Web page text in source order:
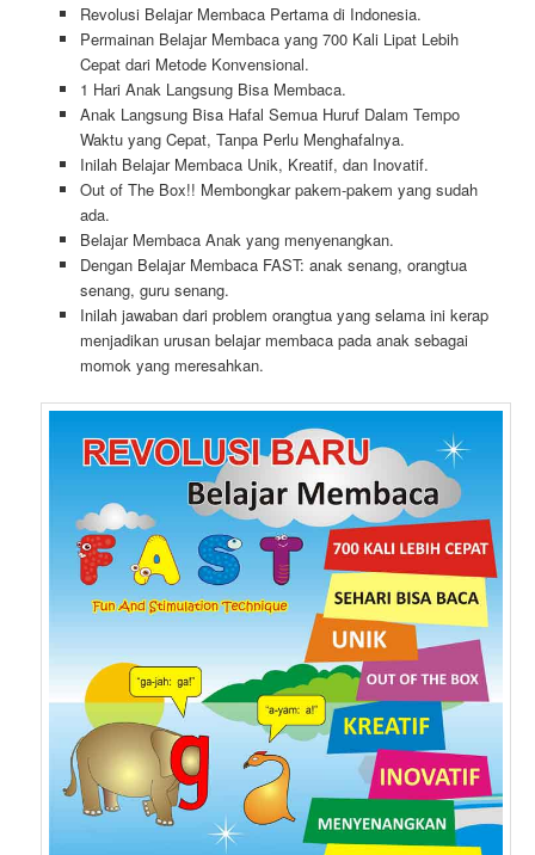
Revolusi Belajar Membaca Pertama di Indonesia.
Permainan Belajar Membaca yang 700 Kali Lipat Lebih
Cepat dari Metode Konvensional.
1 Hari Anak Langsung Bisa Membaca.
Anak Langsung Bisa Hafal Semua Huruf Dalam Tempo
Waktu yang Cepat, Tanpa Perlu Menghafalnya.
Inilah Belajar Membaca Unik, Kreatif, dan Inovatif.
Out of The Box!! Membongkar pakem-pakem yang sudah
ada.
Belajar Membaca Anak yang menyenangkan.
Dengan Belajar Membaca FAST: anak senang, orangtua
senang, guru senang.
Inilah jawaban dari problem orangtua yang selama ini kerap
menjadikan urusan belajar membaca pada anak sebagai
momok yang meresahkan.